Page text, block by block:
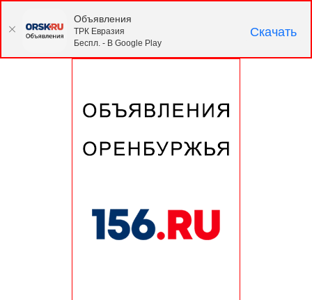
Объявления
ТРК Евразия
Беспл. - В Google Play
Скачать